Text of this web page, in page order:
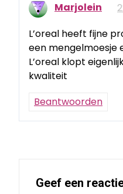
Marjolein
L’oreal heeft fijne
een mengelmoesje
L’oreal klopt
kwaliteit
Beantwoorden
Geef een